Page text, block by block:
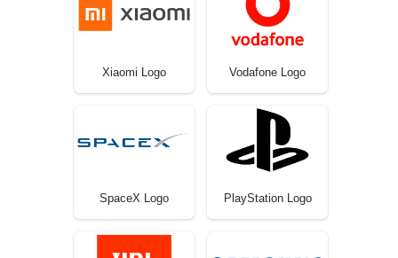
Xiaomi Logo Vodafone Logo
SpaceX Logo PlayStation Logo